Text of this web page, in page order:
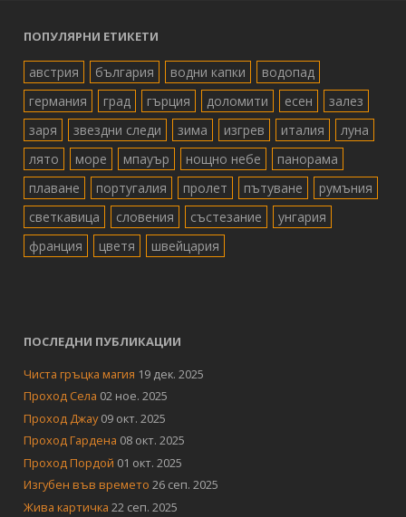
ПОПУЛЯРНИ ЕТИКЕТИ
австрия българия водни капки
водопад
германия
град гърция доломити есен
залез
заря
звездни следи зима изгрев италия
луна
лято
море мпауър нощно небе
панорама
плаване
португалия пролет пътуване
румъния
светкавица
словения състезание
унгария
франция
цветя швейцария
ПОСЛЕДНИ ПУБЛИКАЦИИ
Чиста гръцка магия 19 дек. 2025
Проход Села 02 ное. 2025
Проход Джау 09 окт. 2025
Проход Гардена 08 окт. 2025
Проход Пордой 01 окт. 2025
Изгубен във времето 26 сеп. 2025
Жива картичка 22 сеп. 2025